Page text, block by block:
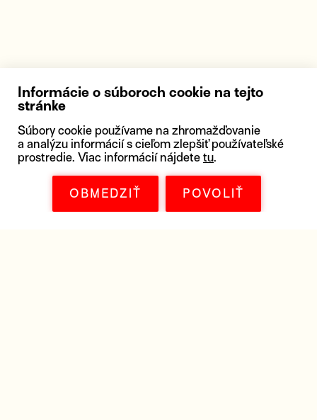
Informácie o súboroch cookie na tejto
stránke
Súbory cookie používame na zhromažďovanie
a analýzu informácií s cieľom zlepšiť používateľské
prostredie. Viac informácií nájdete tu.
OBMEDZIŤ POVOLIŤ